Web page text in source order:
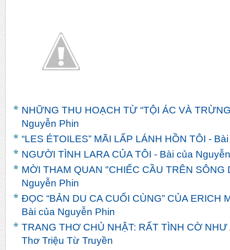
NHỮNG THU HOẠCH TỪ “TỘI ÁC VÀ
Nguyễn Phin
“LES ÉTOILES” MÃI LẤP LÁNH HỒN TÔI -
NGƯỜI TÌNH LARA CỦA TÔI - Bài của
MỜI THAM QUAN "CHIẾC CẦU TRÊN SÔNG
Nguyễn Phin
ĐỌC “BẢN DU CA CUỐI CÙNG” CỦA ERICH
Bài của Nguyễn Phin
TRANG THƠ CHỦ NHẬT: RẤT TÌNH CỜ
Thơ Triệu Từ Truyền